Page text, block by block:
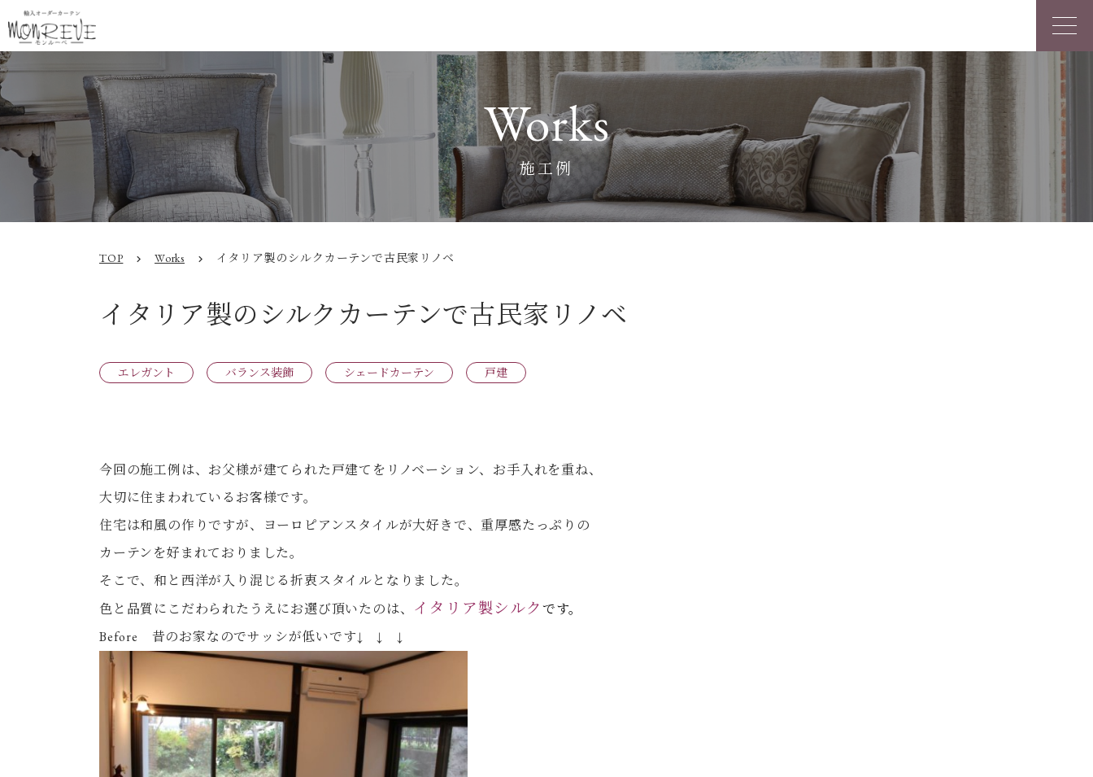
Works
施工例
TOP chevron_right Works chevron_right イタリア製のシルクカーテンで古民家リノベ
イタリア製のシルクカーテンで古民家リノベ
エレガント バランス装飾 シェードカーテン 戸建
今回の施工例は、お父様が建てられた戸建てをリノベーション、お手入れを重ね、
大切に住まわれているお客様です。
住宅は和風の作りですが、ヨーロピアンスタイルが大好きで、重厚感たっぷりの
カーテンを好まれておりました。
そこで、和と西洋が入り混じる折衷スタイルとなりました。
色と品質にこだわられたうえにお選び頂いたのは、 イタリア製シルクです。
Before 昔のお家なのでサッシが低いです↓ ↓ ↓